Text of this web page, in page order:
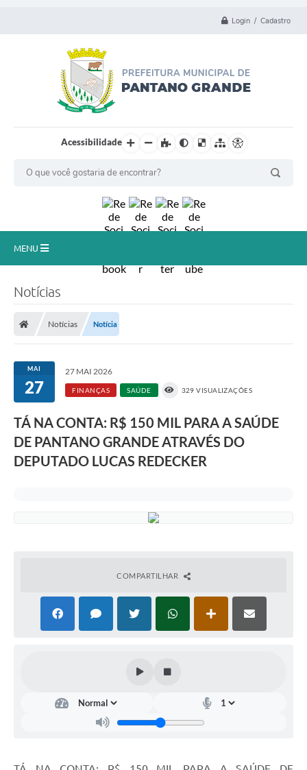
Login / Cadastro
Acessibilidade
MENU
Publicações / Transparência
Secretarias
Ouvidoria
Expocal, Festa do Cavalo e o Relincho da Canção Nativa
Contato
Arquivos para Download
Contas Públicas
Editais
Notícias
Notícias Notícia
MAI
27
27 MAI 2026
FINANÇAS SAÚDE 329 VISUALIZAÇÕES
TÁ NA CONTA: R$ 150 MIL PARA A SAÚDE
DE PANTANO GRANDE ATRAVÉS DO
DEPUTADO LUCAS REDECKER
COMPARTILHAR